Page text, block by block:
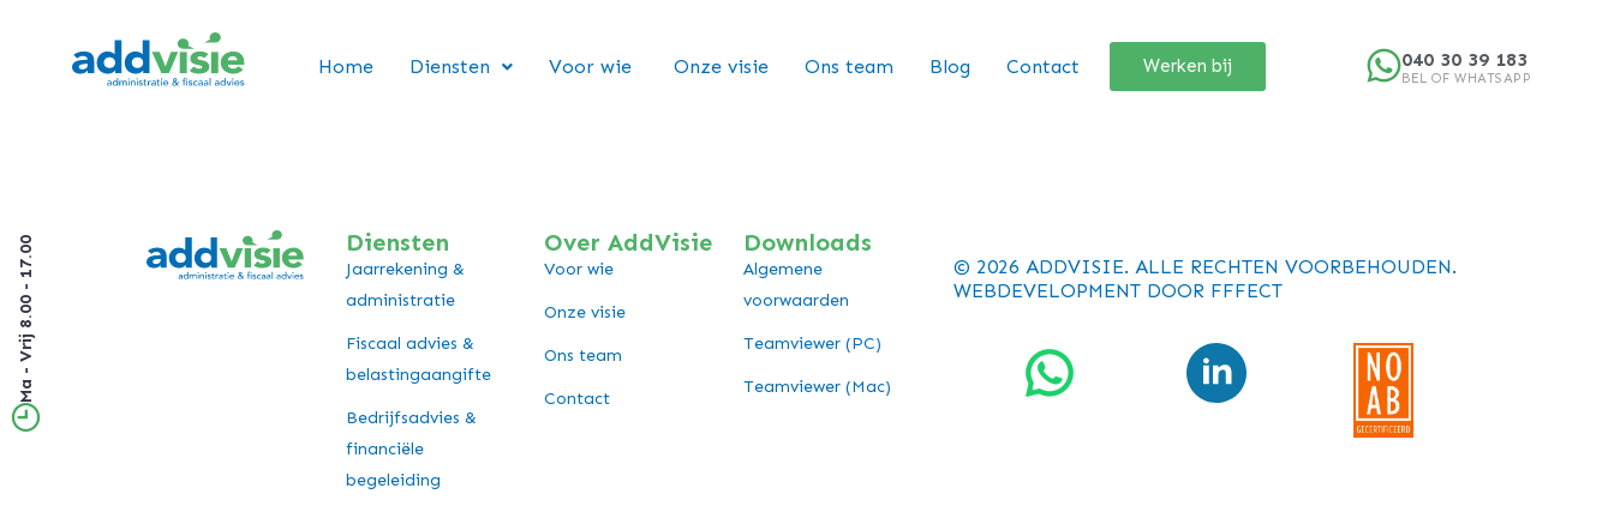
Home Diensten Voor wie Onze visie Ons team Blog Contact 040 30 39 183
BEL OF WHATSAPP
Werken bij
Ma - Vrij 8.00 - 17.00 Diensten
Jaarrekening &
administratie
Fiscaal advies &
belastingaangifte
Bedrijfsadvies &
financiële
begeleiding
Over AddVisie
Voor wie
Onze visie
Ons team
Contact
Downloads
Algemene
voorwaarden
Teamviewer (PC)
Teamviewer (Mac)
© 2026 ADDVISIE. ALLE RECHTEN VOORBEHOUDEN.
WEBDEVELOPMENT DOOR FFFECT